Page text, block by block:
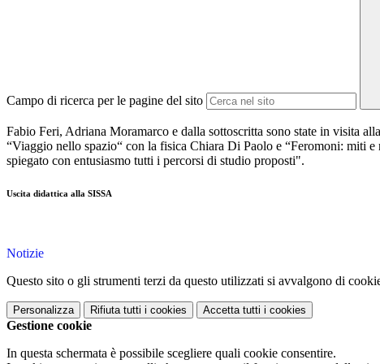
Campo di ricerca per le pagine del sito
Fabio Feri, Adriana Moramarco e dalla sottoscritta sono state in visita
“Viaggio nello spazio“ con la fisica Chiara Di Paolo e “Feromoni: miti
spiegato con entusiasmo tutti i percorsi di studio proposti".
Uscita didattica alla SISSA
Notizie
Questo sito o gli strumenti terzi da questo utilizzati si avvalgono di
Personalizza Rifiuta tutti i cookies Accetta tutti i cookies
Gestione cookie
In questa schermata è possibile scegliere quali cookie consentire.